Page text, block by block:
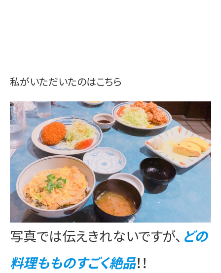
私がいただいたのはこちら
写真では伝えきれないですが、 どの
料理もものすごく絶品！！